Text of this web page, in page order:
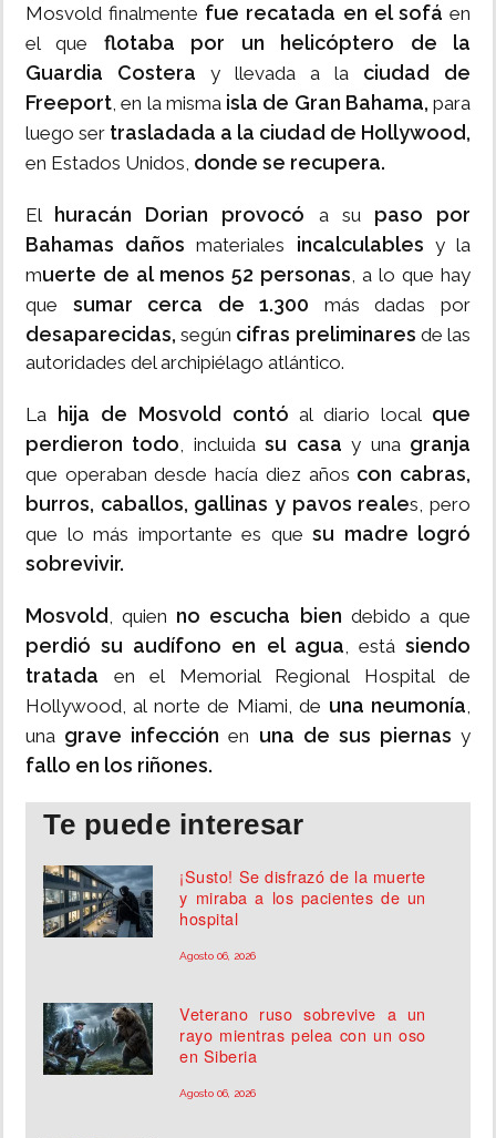
Mosvold finalmente fue recatada en el sofáen
el que flotaba por un helicóptero de la
Guardia Costera y llevada a la ciudad de
Freeport, en la mismaisla de Gran Bahama, para
luego ser trasladada a la ciudad de Hollywood,
en Estados Unidos, donde se recupera.
El huracán Dorian provocó a su paso por
Bahamas daños materiales incalculables y la
muerte de al menos 52 personas, a lo que hay
que sumar cerca de 1.300 más dadas por
desaparecidas, según cifras preliminares de las
autoridades del archipiélago atlántico.
La hija de Mosvold contóal diario local que
perdieron todo, incluidasu casa y unagranja
que operaban desde hacía diez años con cabras,
burros, caballos, gallinas y pavos reales, pero
que lo más importante es que su madre logró
sobrevivir.
Mosvold , quien no escucha bien debido a que
perdió su audífono en el agua, estásiendo
tratada en el Memorial Regional Hospital de
Hollywood, al norte de Miami, de una neumonía,
una grave infecciónen una de sus piernas y
fallo en los riñones.
Te puede interesar
¡Susto! Se disfrazó de la muerte
y miraba a los pacientes de un
hospital
Agosto 06, 2026
Veterano ruso sobrevive a un
rayo mientras pelea con un oso
en Siberia
Agosto 06, 2026